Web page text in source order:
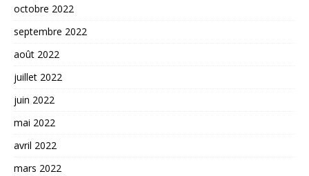
octobre 2022
septembre 2022
août 2022
juillet 2022
juin 2022
mai 2022
avril 2022
mars 2022